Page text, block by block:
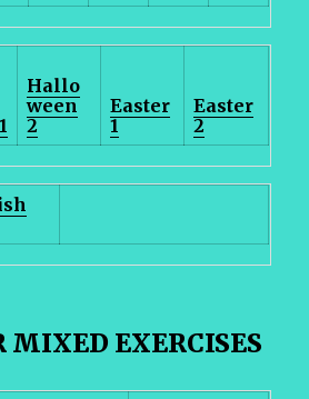
Hallo
ween
2
Easter
1
Easter
2
EXERCISES